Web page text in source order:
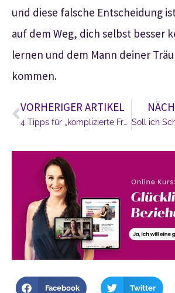
und diese falsche Entscheidung
auf dem Weg, dich selbst besser
lernen und dem Mann deiner
kommen.
VORHERIGER ARTIKEL
4 Tipps für „komplizierte Frauen“
Facebook Twitter